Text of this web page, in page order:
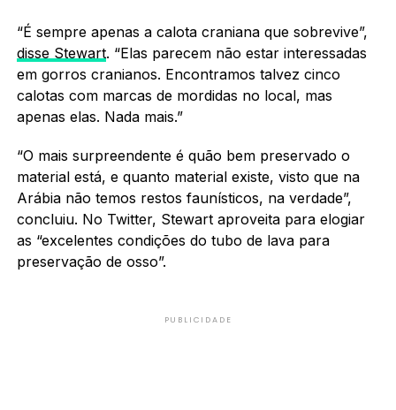
“É sempre apenas a calota craniana que sobrevive”,
disse Stewart. “Elas parecem não estar interessadas
em gorros cranianos. Encontramos talvez cinco
calotas com marcas de mordidas no local, mas
apenas elas. Nada mais.”
“O mais surpreendente é quão bem preservado o
material está, e quanto material existe, visto que na
Arábia não temos restos faunísticos, na verdade”,
concluiu. No Twitter, Stewart aproveita para elogiar
as “excelentes condições do tubo de lava para
preservação de osso”.
PUBLICIDADE